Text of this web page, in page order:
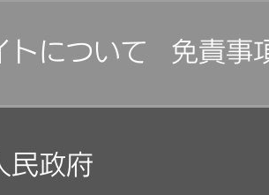
トについて 免責事
民政府